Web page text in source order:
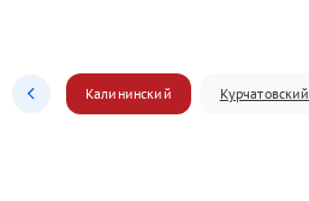
Калининский Курчатовский